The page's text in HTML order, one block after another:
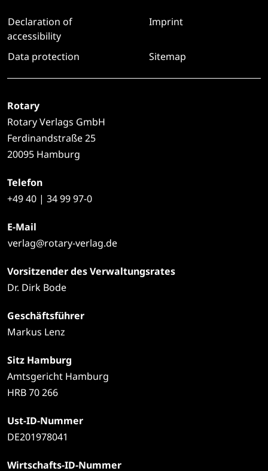
Declaration of
accessibility
Imprint
Data protection Sitemap
Rotary
Rotary Verlags GmbH
Ferdinandstraße 25
20095 Hamburg
Telefon
+4940 | 34 99 97-0
E-Mail
verlag@rotary-verlag.de
Vorsitzender des Verwaltungsrates
Dr. Dirk Bode
Geschäftsführer
Markus Lenz
Sitz Hamburg
Amtsgericht Hamburg
HRB 70 266
Ust-ID-Nummer
DE201978041
Wirtschafts-ID-Nummer